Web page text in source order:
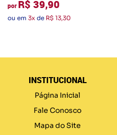
por R$ 39,90
ou em 3x de R$ 13,30
INSTITUCIONAL
Página Inicial
Fale Conosco
Mapa do Site